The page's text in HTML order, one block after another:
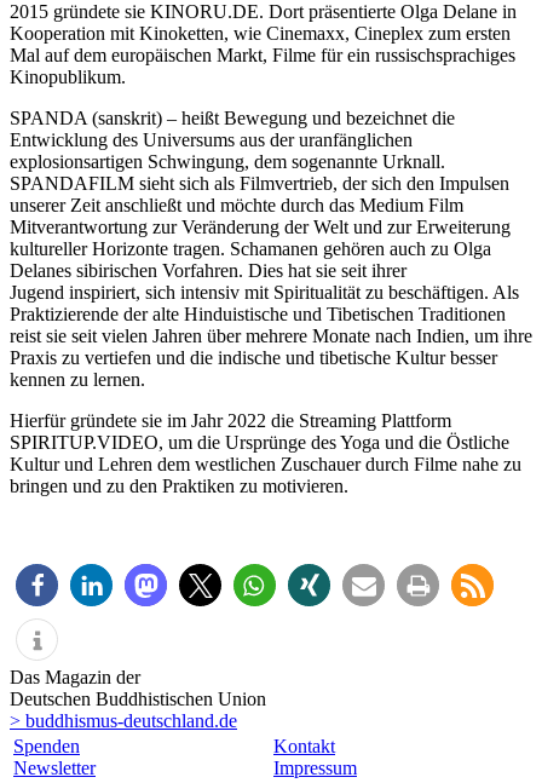
2015 gründete sie KINORU.DE. Dort präsentierte Olga Delane in
Kooperation mit Kinoketten, wie Cinemaxx, Cineplex zum ersten
Mal auf dem europäischen Markt, Filme für ein russischsprachiges
Kinopublikum.
SPANDA (sanskrit) – heißt Bewegung und bezeichnet die
Entwicklung des Universums aus der uranfänglichen
explosionsartigen Schwingung, dem sogenannte Urknall.
SPANDAFILM sieht sich als Filmvertrieb, der sich den Impulsen
unserer Zeit anschließt und möchte durch das Medium Film
Mitverantwortung zur Veränderung der Welt und zur Erweiterung
kultureller Horizonte tragen. Schamanen gehören auch zu Olga
Delanes sibirischen Vorfahren. Dies hat sie seit ihrer
Jugend inspiriert, sich intensiv mit Spiritualität zu beschäftigen. Als
Praktizierende der alte Hinduistische und Tibetischen Traditionen
reist sie seit vielen Jahren über mehrere Monate nach Indien, um ihre
Praxis zu vertiefen und die indische und tibetische Kultur besser
kennen zu lernen.
Hierfür gründete sie im Jahr 2022 die Streaming Plattform
SPIRITUP.VIDEO, um die Ursprünge des Yoga und die Östliche
Kultur und Lehren dem westlichen Zuschauer durch Filme nahe zu
bringen und zu den Praktiken zu motivieren.
Das Magazin der
Deutschen Buddhistischen Union
> buddhismus-deutschland.de
Spenden
Newsletter
Kontakt
Impressum